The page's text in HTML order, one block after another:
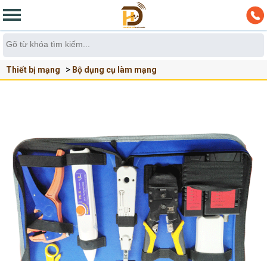
Thiết bị mạng Bộ dụng cụ làm mạng